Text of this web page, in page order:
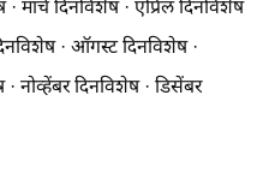
·मार्च दिनविशेष·एप्रिल दिनविशेष
·ऑगस्ट दिनविशेष·
·नोव्हेंबर दिनविशेष·डिसेंबर